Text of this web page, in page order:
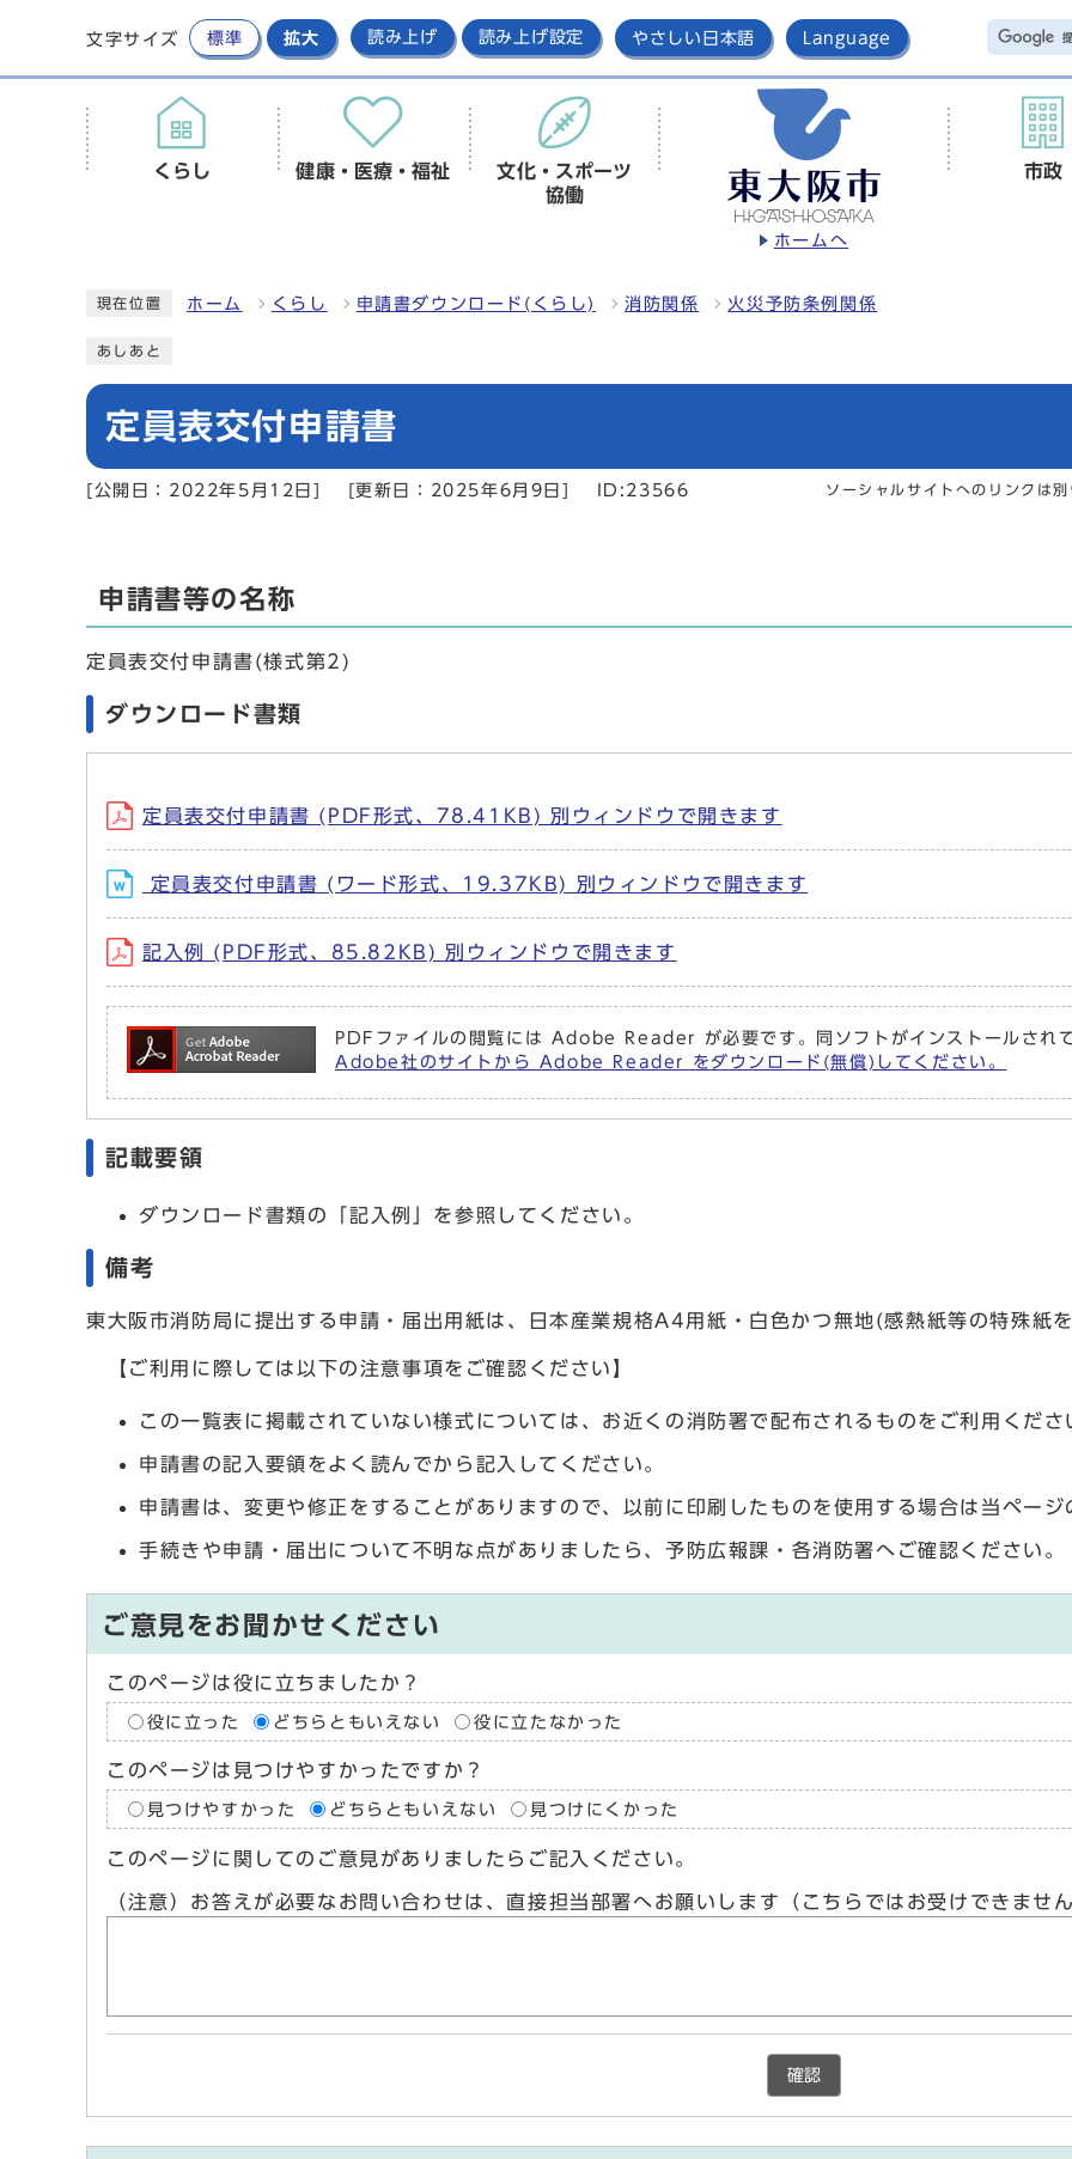
文字サイズ 標準 拡大 読み上げ 読み上げ設定 やさしい日本語 Language
ホームへ
くらし 健康・医療・福祉
文化・スポーツ
協働
市政
現在位置 ホーム くらし 申請書ダウンロード(くらし) 消防関係 火災予防条例関係
あしあと
定員表交付申請書
[公開日：2022年5月12日] [更新日：2025年6月9日] ID:23566 ソーシャルサイトへのリンクは
申請書等の名称
定員表交付申請書(様式第2)
ダウンロード書類
定員表交付申請書 (PDF形式、78.41KB) 別ウィンドウで開きます
定員表交付申請書 (ワード形式、19.37KB) 別ウィンドウで開きます
記入例 (PDF形式、85.82KB) 別ウィンドウで開きます
PDFファイルの閲覧には Adobe Reader が必要です。同ソフトがインストールされ
Adobe社のサイトから Adobe Reader をダウンロード(無償)してください。
記載要領
ダウンロード書類の「記入例」を参照してください。
備考
東大阪市消防局に提出する申請・届出用紙は、日本産業規格A4用紙・白色かつ無地(感熱紙等の特殊紙
【ご利用に際しては以下の注意事項をご確認ください】
この一覧表に掲載されていない様式については、お近くの消防署で配布されるものをご利用くださ
申請書の記入要領をよく読んでから記入してください。
申請書は、変更や修正をすることがありますので、以前に印刷したものを使用する場合は当ペー
手続きや申請・届出について不明な点がありましたら、予防広報課・各消防署へご確認ください。
ご意見をお聞かせください
このページは役に立ちましたか？
役に立った どちらともいえない 役に立たなかった
このページは見つけやすかったですか？
見つけやすかった どちらともいえない 見つけにくかった
このページに関してのご意見がありましたらご記入ください。
（注意）お答えが必要なお問い合わせは、直接担当部署へお願いします（こちらではお受けできませ
確認